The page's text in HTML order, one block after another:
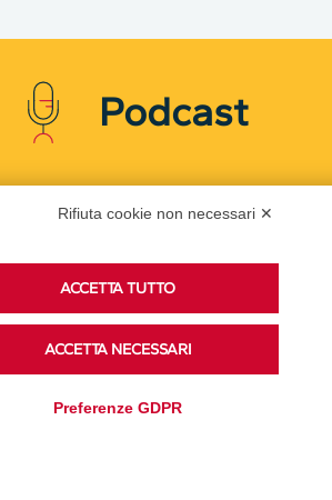
Podcast
Ascolta i podcast di approfondimento
Rifiuta cookie non necessari ✕
ACCETTA TUTTO
ACCETTA NECESSARI
Preferenze GDPR